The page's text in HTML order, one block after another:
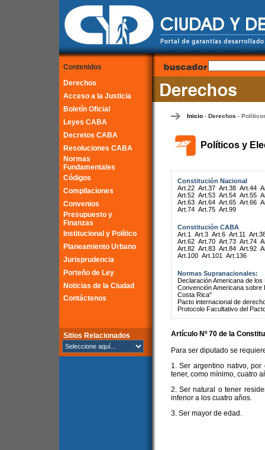
Contenidos
Derechos
Acceso a la Justicia
Boletín Oficial
Leyes CABA
Decretos CABA
Resoluciones CABA
Normas
Fundamentales
Códigos
Compilaciones
Convenios
Presupuesto y
Finanzas
Institucional y Político
Planeamiento Urbano
Jurisprudencia
Porteño de Ley
Noticias de la Ciudad
Contáctenos
Sitios Relacionados
Inicio- Derechos -
Políticos y
Constitución Nacional
Art.22 Art.37 Art.38 Art.44
Art.52 Art.53 Art.54 Art.55
Art.63 Art.64 Art.65 Art.66
Art.74 Art.75 Art.99
Constitución CABA
Art.1
Art.3 Art.6 Art.11
Art.62 Art.70 Art.73 Art.74
Art.82 Art.83 Art.84 Art.92
Art.100 Art.101 Art.136
Normas Supranacionales:
Declaración Americana de
Convención Americana
Costa Rica"
Pacto internacional de
Protocolo Facultativo del
Artículo Nº 70 de la
Para ser diputado se
1. Ser argentino nativo,
tener, como mínimo, cuatro
2. Ser natural o tener
inferior a los cuatro años.
3. Ser mayor de edad.